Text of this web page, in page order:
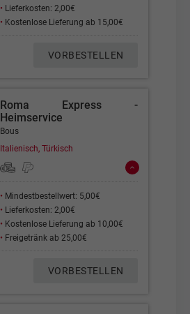
• Lieferkosten: 2,00€
• Kostenlose Lieferung ab 15,00€
VORBESTELLEN
Roma Express -
Heimservice
Bous
Italienisch, Türkisch
• Mindestbestellwert: 5,00€
• Lieferkosten: 2,00€
• Kostenlose Lieferung ab 10,00€
• Freigetränk ab 25,00€
VORBESTELLEN